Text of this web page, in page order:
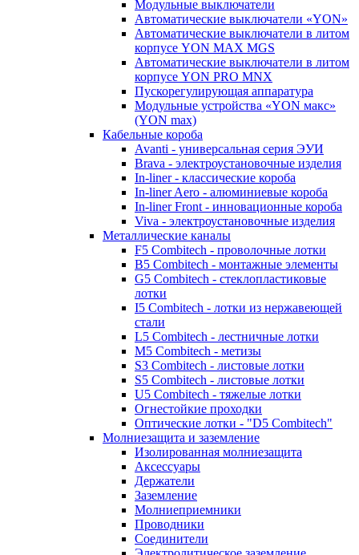
Модульные выключатели
Автоматические выключатели «YON»
Автоматические выключатели в литом
корпусе YON MAX MGS
Автоматические выключатели в литом
корпусе YON PRO MNX
Пускорегулирующая аппаратура
Модульные устройства «YON макс»
(YON max)
Кабельные короба
Avanti - универсальная серия ЭУИ
Brava - электроустановочные изделия
In-liner - классические короба
In-liner Aero - алюминиевые короба
In-liner Front - инновационные короба
Viva - электроустановочные изделия
Металлические каналы
F5 Combitech - проволочные лотки
B5 Combitech - монтажные элементы
G5 Combitech - стеклопластиковые
лотки
I5 Combitech - лотки из нержавеющей
стали
L5 Combitech - лестничные лотки
M5 Combitech - метизы
S3 Combitech - листовые лотки
S5 Combitech - листовые лотки
U5 Combitech - тяжелые лотки
Огнестойкие проходки
Оптические лотки - "D5 Combitech"
Молниезащита и заземление
Изолированная молниезащита
Аксессуары
Держатели
Заземление
Молниеприемники
Проводники
Соединители